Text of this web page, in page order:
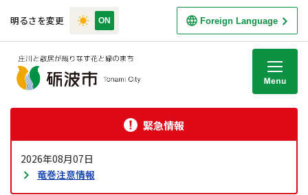
明るさを変更 Foreign Language
緊急情報
2026年08月07日
竜巻注意情報